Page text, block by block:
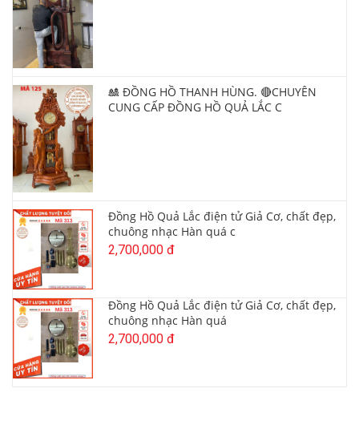
🎎 ĐỒNG HỒ THANH HÙNG. 🔴CHUYÊN
CUNG CẤP ĐỒNG HỒ QUẢ LẮC C
Đồng Hồ Quả Lắc điện tử Giả Cơ, chất đẹp,
chuông nhạc Hàn quá c
2,700,000 đ
Đồng Hồ Quả Lắc điện tử Giả Cơ, chất đẹp,
chuông nhạc Hàn quá
2,700,000 đ